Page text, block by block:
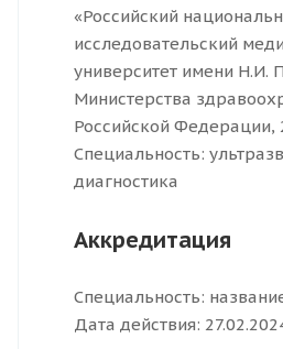
«Российский
исследовательский
университет имени Н.И.
Министерства
Российской Федерации,
Специальность:
диагностика
Аккредитация
Специальность:
Дата действия: